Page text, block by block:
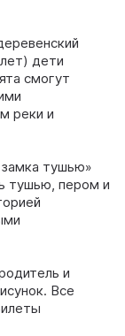
дети
смогут
реки и
тушью»
тушью, пером и
и
Все